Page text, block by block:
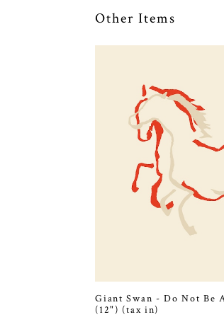
Other Items
Giant Swan - Do Not Be
(12") (tax in)